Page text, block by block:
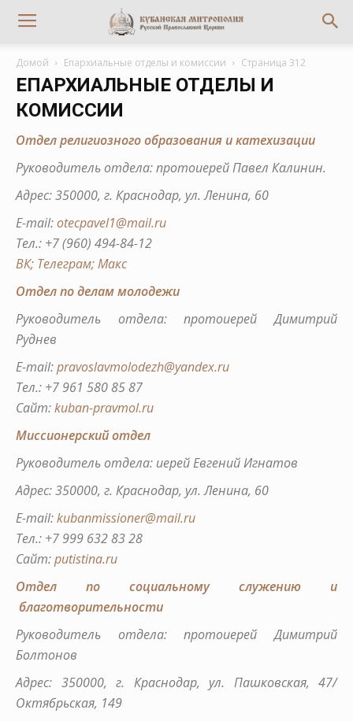
Домой Епархиальные отделы и комиссии Страница 312
ЕПАРХИАЛЬНЫЕ ОТДЕЛЫ И
КОМИССИИ
Отдел религиозного образования и катехизации
Руководитель отдела: протоиерей Павел Калинин.
Адрес: 350000, г. Краснодар, ул. Ленина, 60
E-mail:otecpavel1@mail.ru
Тел.: +7 (960) 494-84-12
ВК; Телеграм;​​​​​​​ Макс
Отдел по делам молодежи
Руководитель отдела: протоиерей Димитрий
Руднев
E-mail:pravoslavmolodezh@yandex.ru
Тел.: +7 961 580 85 87
Сайт:kuban-pravmol.ru
Миссионерский отдел
Руководитель отдела: иерей Евгений Игнатов
Адрес: 350000, г. Краснодар, ул. Ленина, 60
E-mail:kubanmissioner@mail.ru
Тел.: +7 999 632 83 28
Сайт:putistina.ru
Отдел по социальному служению и
благотворительности
Руководитель отдела: протоиерей Димитрий
Болтонов
Адрес: 350000, г. Краснодар, ул. Пашковская, 47/
Октябрьская, 149